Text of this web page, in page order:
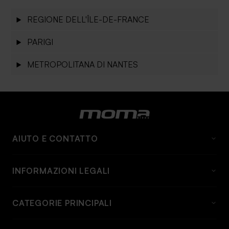
REGIONE DELL'ÎLE-DE-FRANCE
PARIGI
METROPOLITANA DI NANTES
AIUTO E CONTATTO
INFORMAZIONI LEGALI
CATEGORIE PRINCIPALI